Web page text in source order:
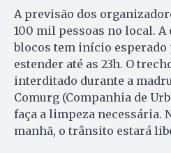
A previsão dos
100 mil pessoas no local. A
blocos tem início esperado
estender até as 23h. O
interditado durante a
Comurg (Companhia de
faça a limpeza necessária.
manhã, o trânsito estará